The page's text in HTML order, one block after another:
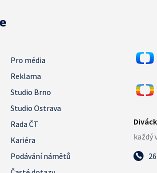
Pro média
Reklama
Studio Brno
Studio Ostrava
Rada ČT
Kariéra
Podávání námětů